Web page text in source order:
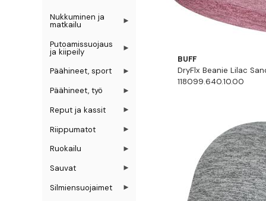
BUFF
DryFlx Beanie Lilac
118099.640.10.00
Nukkuminen ja
matkailu
Putoamissuojaus
ja kiipeily
Päähineet, sport
Päähineet, työ
Reput ja kassit
Riippumatot
Ruokailu
Sauvat
Silmiensuojaimet